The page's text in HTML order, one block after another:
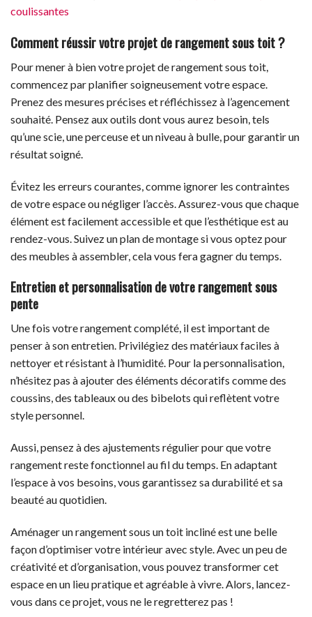
coulissantes
Comment réussir votre projet de rangement sous toit ?
Pour mener à bien votre projet de rangement sous toit,
commencez par planifier soigneusement votre espace.
Prenez des mesures précises et réfléchissez à l’agencement
souhaité. Pensez aux outils dont vous aurez besoin, tels
qu’une scie, une perceuse et un niveau à bulle, pour garantir un
résultat soigné.
Évitez les erreurs courantes, comme ignorer les contraintes
de votre espace ou négliger l’accès. Assurez-vous que chaque
élément est facilement accessible et que l’esthétique est au
rendez-vous. Suivez un plan de montage si vous optez pour
des meubles à assembler, cela vous fera gagner du temps.
Entretien et personnalisation de votre rangement sous
pente
Une fois votre rangement complété, il est important de
penser à son entretien. Privilégiez des matériaux faciles à
nettoyer et résistant à l’humidité. Pour la personnalisation,
n’hésitez pas à ajouter des éléments décoratifs comme des
coussins, des tableaux ou des bibelots qui reflètent votre
style personnel.
Aussi, pensez à des ajustements régulier pour que votre
rangement reste fonctionnel au fil du temps. En adaptant
l’espace à vos besoins, vous garantissez sa durabilité et sa
beauté au quotidien.
Aménager un rangement sous un toit incliné est une belle
façon d’optimiser votre intérieur avec style. Avec un peu de
créativité et d’organisation, vous pouvez transformer cet
espace en un lieu pratique et agréable à vivre. Alors, lancez-
vous dans ce projet, vous ne le regretterez pas !